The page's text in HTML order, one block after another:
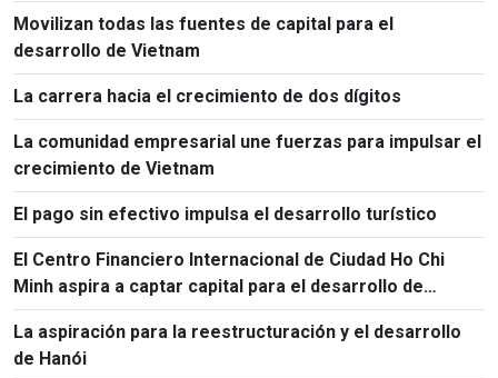
Movilizan todas las fuentes de capital para el
desarrollo de Vietnam
La carrera hacia el crecimiento de dos dígitos
La comunidad empresarial une fuerzas para impulsar el
crecimiento de Vietnam
El pago sin efectivo impulsa el desarrollo turístico
El Centro Financiero Internacional de Ciudad Ho Chi
Minh aspira a captar capital para el desarrollo de
Vietnam
La aspiración para la reestructuración y el desarrollo
de Hanói